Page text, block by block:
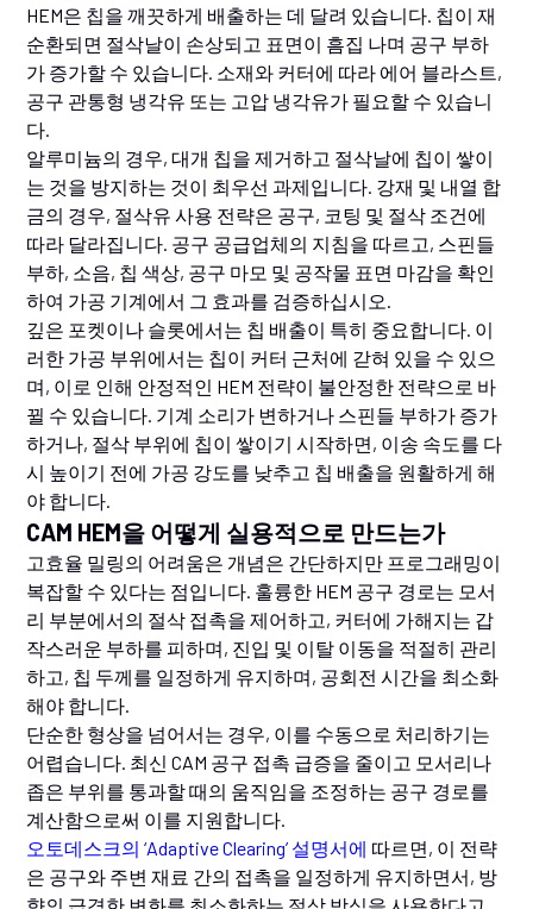
HEM은 칩을 깨끗하게 배출하는 데 달려 있습니다. 칩이 재
순환되면 절삭날이 손상되고 표면이 흠집 나며 공구 부하
가 증가할 수 있습니다. 소재와 커터에 따라 에어 블라스트,
공구 관통형 냉각유 또는 고압 냉각유가 필요할 수 있습니
다.
알루미늄의 경우, 대개 칩을 제거하고 절삭날에 칩이 쌓이
는 것을 방지하는 것이 최우선 과제입니다. 강재 및 내열 합
금의 경우, 절삭유 사용 전략은 공구, 코팅 및 절삭 조건에
따라 달라집니다. 공구 공급업체의 지침을 따르고, 스핀들
부하, 소음, 칩 색상, 공구 마모 및 공작물 표면 마감을 확인
하여 가공 기계에서 그 효과를 검증하십시오.
깊은 포켓이나 슬롯에서는 칩 배출이 특히 중요합니다. 이
러한 가공 부위에서는 칩이 커터 근처에 갇혀 있을 수 있으
며, 이로 인해 안정적인 HEM 전략이 불안정한 전략으로 바
뀔 수 있습니다. 기계 소리가 변하거나 스핀들 부하가 증가
하거나, 절삭 부위에 칩이 쌓이기 시작하면, 이송 속도를 다
시 높이기 전에 가공 강도를 낮추고 칩 배출을 원활하게 해
야 합니다.
CAM HEM을 어떻게 실용적으로 만드는가
고효율 밀링의 어려움은 개념은 간단하지만 프로그래밍이
복잡할 수 있다는 점입니다. 훌륭한 HEM 공구 경로는 모서
리 부분에서의 절삭 접촉을 제어하고, 커터에 가해지는 갑
작스러운 부하를 피하며, 진입 및 이탈 이동을 적절히 관리
하고, 칩 두께를 일정하게 유지하며, 공회전 시간을 최소화
해야 합니다.
단순한 형상을 넘어서는 경우, 이를 수동으로 처리하기는
어렵습니다. 최신 CAM 공구 접촉 급증을 줄이고 모서리나
좁은 부위를 통과할 때의 움직임을 조정하는 공구 경로를
계산함으로써 이를 지원합니다.
오토데스크의 ‘Adaptive Clearing’ 설명서에 따르면, 이 전략
은 공구와 주변 재료 간의 접촉을 일정하게 유지하면서, 방